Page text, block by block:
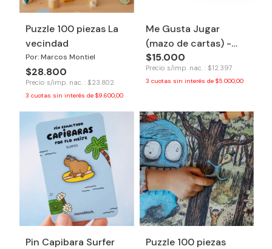
Puzzle 100 piezas La
vecindad
Por: Marcos Montiel
$28.800
Precio s/imp. nac. : $23.802
3 cuotas sin interés de $9.600,00
Me Gusta Jugar
(mazo de cartas) -
Tinkuy
$15.000
Precio s/imp. nac. : $12.397
3 cuotas sin interés de $5.000,00
Pin Capibara Surfer
Puzzle 100 piezas